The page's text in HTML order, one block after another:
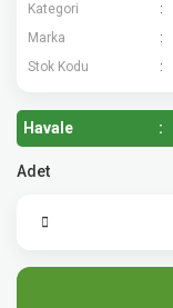
Kategori
Marka
Stok Kodu
Havale
Adet